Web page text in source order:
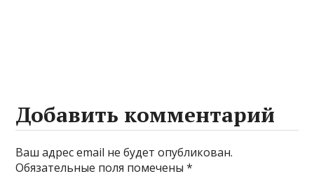
Добавить комментарий
Ваш адрес email не будет опубликован.
Обязательные поля помечены*